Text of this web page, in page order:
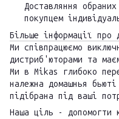
Доставляння
покупцем
Більше інформації про
Ми співпрацюємо
дистриб'юторами та
Ми в Mikas глибоко
належна домашнья
підібрана під ваші
Наша ціль - допомогти